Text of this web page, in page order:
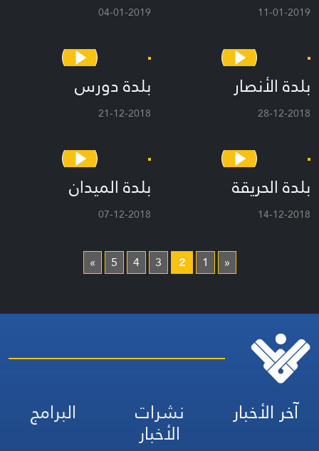
11-01-2019
04-01-2019
بلدة الأنصار
28-12-2018
بلدة دورس
21-12-2018
بلدة الحريقة
14-12-2018
بلدة الميدان
07-12-2018
«
1
2
3
4
5
»
آخر الأخبار نشرات
الأخبار
البرامج